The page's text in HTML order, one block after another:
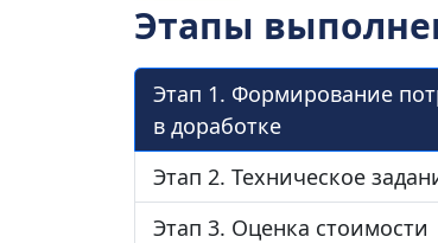
Этапы
Этап 1. Формирование
в доработке
Этап 2. Техническое
Этап 3. Оценка стоимости